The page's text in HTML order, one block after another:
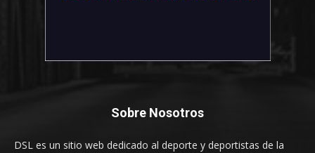
Sobre Nosotros
DSL es un sitio web dedicado al deporte y deportistas de la